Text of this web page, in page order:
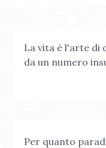
La vita è l'arte di
da un numero
Per quanto